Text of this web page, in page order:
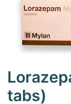
tabs)